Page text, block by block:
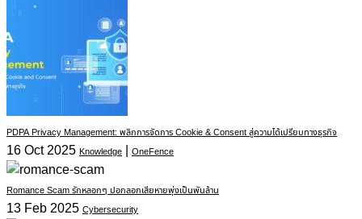
PDPA Privacy Management: พลิกการจัดการ Cookie & Consent สู่ความได้เปรียบทางธุรกิจ
16 Oct 2025 Knowledge | OneFence
Romance Scam รักหลอกๆ ปอกลอกเสียหายพุ่งเป็นพันล้าน
13 Feb 2025 Cybersecurity